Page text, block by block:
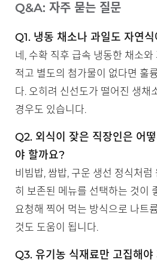
Q&A: 자주 묻는 질문
Q1. 냉동 채소나 과일도 자연
네, 수확 직후 급속 냉동한 채소와
적고 별도의 첨가물이 없다면 훌
다. 오히려 신선도가 떨어진 생채
경우도 있습니다.
Q2. 외식이 잦은 직장인은 어
야 할까요?
비빔밥, 쌈밥, 구운 생선 정식처
히 보존된 메뉴를 선택하는 것이
요청해 찍어 먹는 방식으로 나트
것도 도움이 됩니다.
Q3. 유기농 식재료만 고집해야